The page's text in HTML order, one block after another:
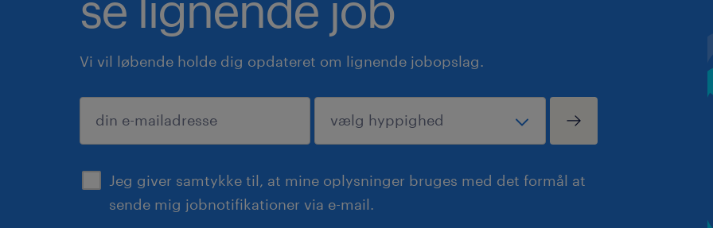
Vi vil løbende holde dig opdateret om lignende jobopslag.
Jeg giver samtykke til, at mine oplysninger bruges med det formål at
sende mig jobnotifikationer via e-mail.
indsend